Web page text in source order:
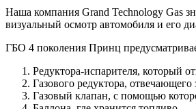
Наша компания Grand Technology Gas
визуальный осмотр автомобиля и его
ГБО 4 поколения Принц
Редуктора-испарителя, который
Газового редуктора,
Газовый клапан, с помощью